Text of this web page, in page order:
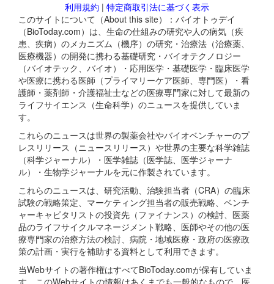
利用規約 | 特定商取引法に基づく表示
このサイトについて（About this site）：バイオトゥデイ
（BioToday.com）は、生命の仕組みの研究や人の病気（疾
患、疾病）のメカニズム（機序）の研究・治療法（治療薬、
医療機器）の開発に携わる基礎研究・バイオテクノロジー
（バイオテック、バイオ）・応用医学・基礎医学・臨床医学
や医療に携わる医師（プライマリーケア医師、専門医）・看
護師・薬剤師・介護福祉士などの医療専門家に対して最新の
ライフサイエンス（生命科学）のニュースを提供していま
す。
これらのニュースは世界の製薬会社やバイオベンチャーのプ
レスリリース（ニュースリリース）や世界の主要な科学雑誌
（科学ジャーナル）・医学雑誌（医学誌、医学ジャーナ
ル）・生物学ジャーナルを元に作製されています。
これらのニュースは、研究活動、治験担当者（CRA）の臨床
試験の戦略策定、マーケティング担当者の販売戦略、ベンチ
ャーキャピタリストの投資先（ファイナンス）の検討、医薬
品のライフサイクルマネージメント戦略、医師やその他の医
療専門家の治療方法の検討、病院・地域医療・政府の医療政
策の計画・実行を補助する資料として利用できます。
当Webサイトの著作権はすべてBioToday.comが保有していま